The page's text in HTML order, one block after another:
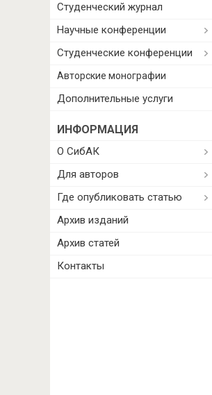
Студенческий журнал
Научные конференции
Студенческие конференции
Авторские монографии
Дополнительные услуги
ИНФОРМАЦИЯ
О СибАК
Для авторов
Где опубликовать статью
Архив изданий
Архив статей
Контакты